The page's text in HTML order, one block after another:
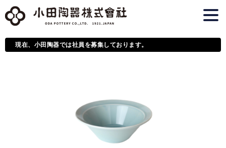
現在、小田陶器では社員を募集しております。